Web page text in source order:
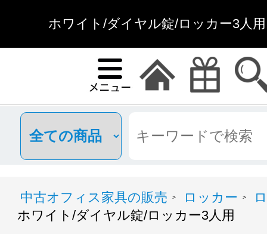
ホワイト/ダイヤル錠/ロッカー3人
中古オフィス家具の販売 > ロッカー >
ホワイト/ダイヤル錠/ロッカー3人用